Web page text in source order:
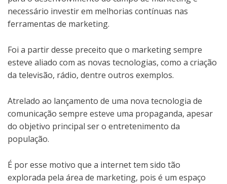
necessário investir em melhorias contínuas nas
ferramentas de marketing.
Foi a partir desse preceito que o marketing sempre
esteve aliado com as novas tecnologias, como a criação
da televisão, rádio, dentre outros exemplos.
Atrelado ao lançamento de uma nova tecnologia de
comunicação sempre esteve uma propaganda, apesar
do objetivo principal ser o entretenimento da
população.
É por esse motivo que a internet tem sido tão
explorada pela área de marketing, pois é um espaço